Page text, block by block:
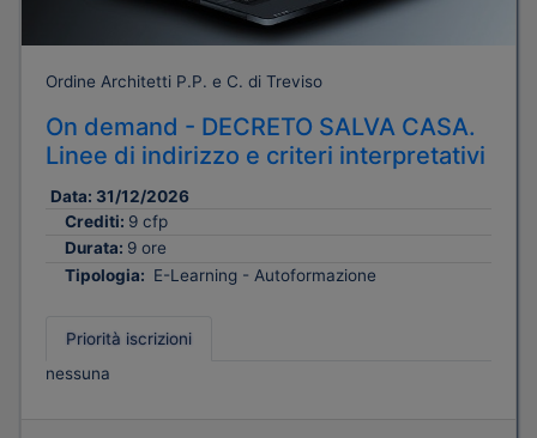
Ordine Architetti P.P. e C. di Treviso
On demand - DECRETO SALVA CASA.
Linee di indirizzo e criteri interpretativi
Data: 31/12/2026
Crediti: 9 cfp
Durata: 9 ore
Tipologia: E-Learning - Autoformazione
Priorità iscrizioni
nessuna